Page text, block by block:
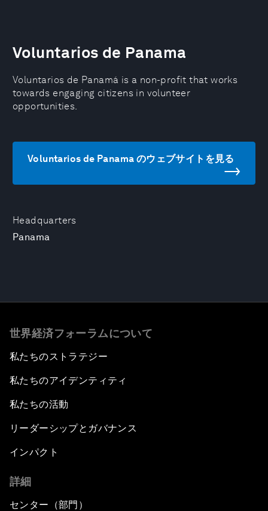
Headquarters
Panama
Voluntarios de Panama
Voluntarios de Panamá is a non-profit that works
towards engaging citizens in volunteer
opportunities.
Voluntarios de Panama のウェブサイトを見る
世界経済フォーラムについて
私たちのストラテジー
私たちのアイデンティティ
私たちの活動
リーダーシップとガバナンス
インパクト
詳細
センター（部門）